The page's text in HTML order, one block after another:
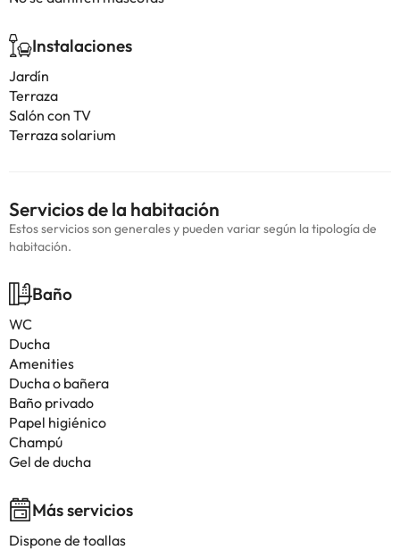
Instalaciones
Jardín
Terraza
Salón con TV
Terraza solarium
Servicios de la habitación
Estos servicios son generales y pueden variar según la tipología de
habitación.
Baño
WC
Ducha
Amenities
Ducha o bañera
Baño privado
Papel higiénico
Champú
Gel de ducha
Más servicios
Dispone de toallas